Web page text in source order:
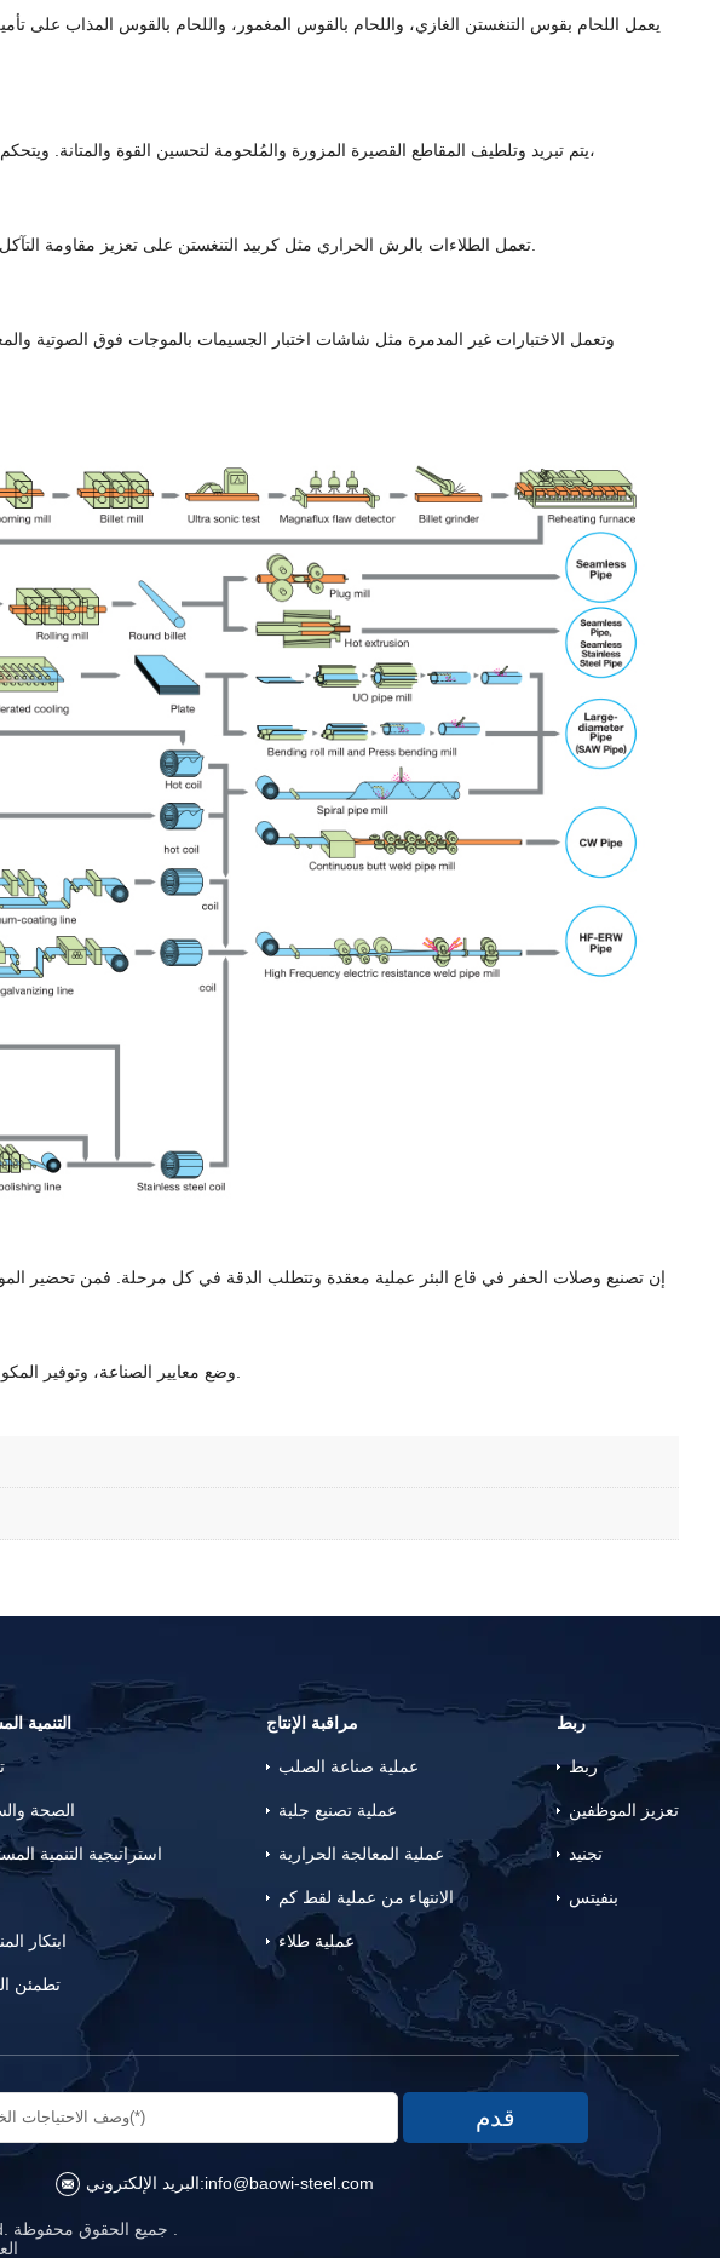
يعمل اللحام بقوس التنغستن الغازي، واللحام بالقوس المغمور، واللحام بالقوس المذاب على
يتم تبريد وتلطيف المقاطع القصيرة المزورة والمُلحومة لتحسين القوة والمتانة. ويتحكم هذا في البنية الدقيقة والصلابة لتلبية متطلبات الحفرة الصارمة. وتمنع المعالجة الحرارية المناسبة تشقق الهيدروجين في اللحام،
تعمل الطلاءات بالرش الحراري مثل كربيد التنغستن على تعزيز مقاومة التآكل والتآكل. كما تعمل الطلاءات الخاصة على تقليل تآكل الخيوط. ويمكن معالجة الأسطح الداخلية والخارجية وفقًا لظروف الخدمة.
إن تصنيع وصلات الحفر في قاع البئر عملية معقدة وتتطلب الدقة في كل مرحلة. فمن تحضير المواد
التنمية
الصحة
استراتيجية التنمية
ابتكار
تطمئن
مراقبة الإنتاج
عملية صناعة الصلب
عملية تصنيع جلبة
عملية المعالجة الحرارية
الانتهاء من عملية لقط كم
عملية طلاء
ربط
ربط
تعزيز الموظفين
تجنيد
بنفيتس
البريد الإلكتروني:info@baowi-steel.com